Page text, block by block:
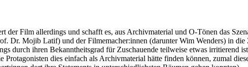
der Film allerdings und schafft es, aus Archivmaterial und O-Tönen das
Dr. Mojib Latif) und der Filmemacher:innen (darunter Wim Wenders) in
durch ihren Bekanntheitsgrad für Zuschauende teilweise etwas irritierend
Protagonisten dies einfach als Archivmaterial hätte finden können, zumal